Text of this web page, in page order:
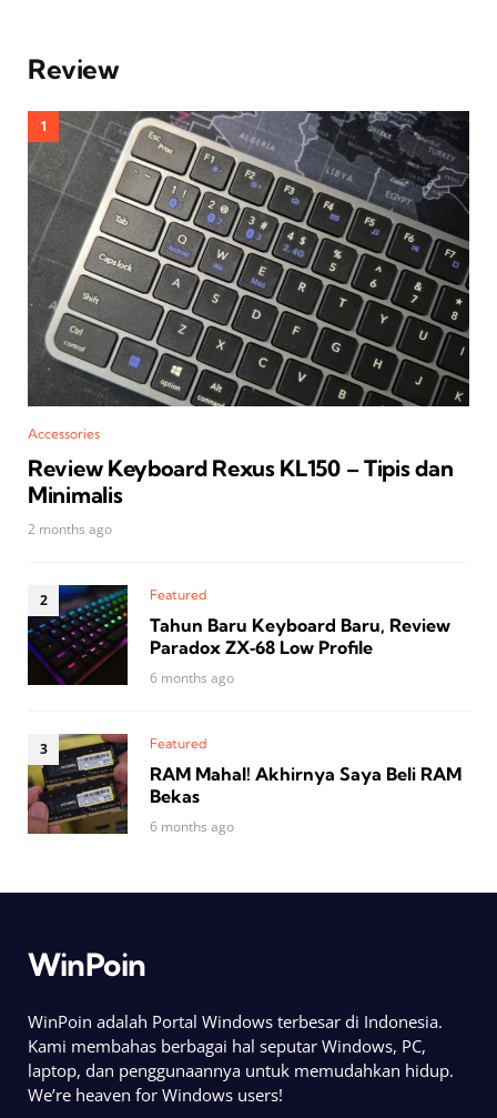
Review
Accessories
Review Keyboard Rexus KL150 – Tipis dan
Minimalis
2 months ago
Featured
Tahun Baru Keyboard Baru, Review
Paradox ZX‑68 Low Profile
6 months ago
Featured
RAM Mahal! Akhirnya Saya Beli RAM
Bekas
6 months ago
WinPoin
WinPoin adalah Portal Windows terbesar di Indonesia.
Kami membahas berbagai hal seputar Windows, PC,
laptop, dan penggunaannya untuk memudahkan hidup.
We’re heaven for Windows users!